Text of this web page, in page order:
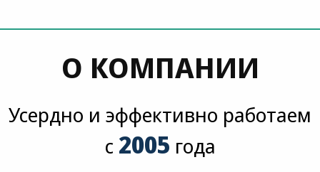
О КОМПАНИИ
Усердно и эффективно работаем
с 2005 года